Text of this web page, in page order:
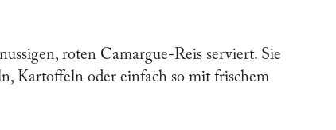
roten Camargue-Reis serviert. Sie
Kartoffeln oder einfach so mit frischem